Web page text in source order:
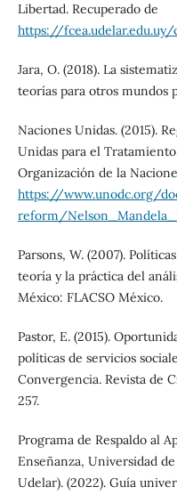
Libertad. Recuperado de
https://
Jara, O. (2018). La
teorías para otros mundos
Naciones Unidas. (2015).
Unidas para el Tratamiento
Organización de la
https://www.unodc.org/
reform/
Parsons, W. (2007).
teoría y la práctica del
México: FLACSO México.
Pastor, E. (2015).
políticas de servicios
Convergencia. Revista de
257.
Programa de Respaldo al
Enseñanza, Universidad de
Udelar). (2022). Guía